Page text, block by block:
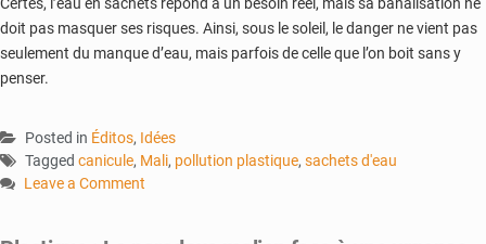
doit pas masquer ses risques. Ainsi, sous le soleil, le danger ne vient pas
seulement du manque d’eau, mais parfois de celle que l’on boit sans y
penser.
Posted in Éditos, Idées
Tagged canicule, Mali, pollution plastique, sachets d'eau
Leave a Comment